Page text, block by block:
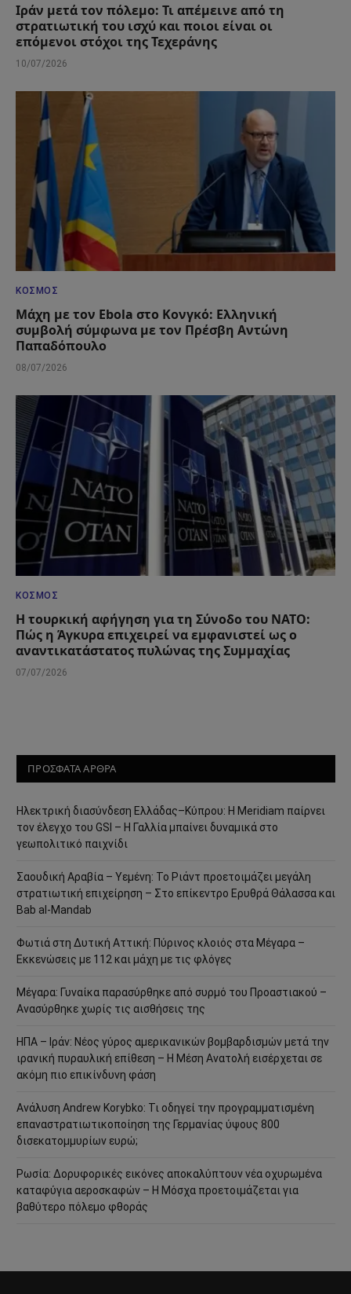
Ιράν μετά τον πόλεμο: Τι απέμεινε από τη
στρατιωτική του ισχύ και ποιοι είναι οι
επόμενοι στόχοι της Τεχεράνης
10/07/2026
ΚΌΣΜΟΣ
Μάχη με τον Ebola στο Κονγκό: Ελληνική
συμβολή σύμφωνα με τον Πρέσβη Αντώνη
Παπαδόπουλο
08/07/2026
ΚΌΣΜΟΣ
Η τουρκική αφήγηση για τη Σύνοδο του ΝΑΤΟ:
Πώς η Άγκυρα επιχειρεί να εμφανιστεί ως ο
αναντικατάστατος πυλώνας της Συμμαχίας
07/07/2026
ΠΡΟΣΦΑΤΑ ΑΡΘΡΑ
Ηλεκτρική διασύνδεση Ελλάδας–Κύπρου: Η Meridiam παίρνει
τον έλεγχο του GSI – Η Γαλλία μπαίνει δυναμικά στο
γεωπολιτικό παιχνίδι
Σαουδική Αραβία – Υεμένη: Το Ριάντ προετοιμάζει μεγάλη
στρατιωτική επιχείρηση – Στο επίκεντρο Ερυθρά Θάλασσα και
Bab al-Mandab
Φωτιά στη Δυτική Αττική: Πύρινος κλοιός στα Μέγαρα –
Εκκενώσεις με 112 και μάχη με τις φλόγες
Μέγαρα: Γυναίκα παρασύρθηκε από συρμό του Προαστιακού –
Ανασύρθηκε χωρίς τις αισθήσεις της
ΗΠΑ – Ιράν: Νέος γύρος αμερικανικών βομβαρδισμών μετά την
ιρανική πυραυλική επίθεση – Η Μέση Ανατολή εισέρχεται σε
ακόμη πιο επικίνδυνη φάση
Ανάλυση Andrew Korybko: Τι οδηγεί την προγραμματισμένη
επαναστρατιωτικοποίηση της Γερμανίας ύψους 800
δισεκατομμυρίων ευρώ;
Ρωσία: Δορυφορικές εικόνες αποκαλύπτουν νέα οχυρωμένα
καταφύγια αεροσκαφών – Η Μόσχα προετοιμάζεται για
βαθύτερο πόλεμο φθοράς